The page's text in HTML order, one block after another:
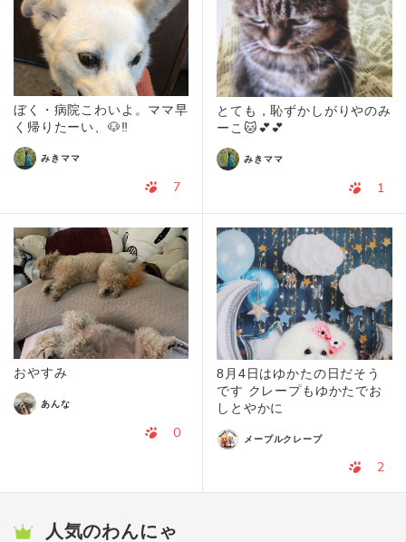
ぼく・病院こわいよ。ママ早
く帰りたーい、🐶‼︎
みきママ
7
とても，恥ずかしがりやのみ
ーこ🐱💕💕
みきママ
1
おやすみ
あんな
0
8月4日はゆかたの日だそう
です クレープもゆかたでお
しとやかに
メープルクレープ
2
人気のわんにゃ